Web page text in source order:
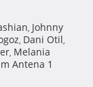
, Johnny
, Dani Otil,
, Melania
Antena 1